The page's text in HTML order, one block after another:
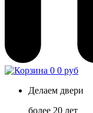
0 0 руб
Делаем двери
более 20 лет